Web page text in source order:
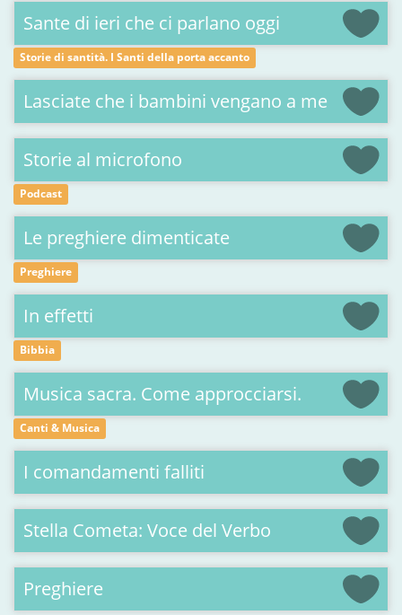
Sante di ieri che ci parlano oggi
Storie di santità. I Santi della porta accanto
Lasciate che i bambini vengano a me
Storie al microfono
Podcast
Le preghiere dimenticate
Preghiere
In effetti
Bibbia
Musica sacra. Come approcciarsi.
Canti & Musica
I comandamenti falliti
Stella Cometa: Voce del Verbo
Preghiere